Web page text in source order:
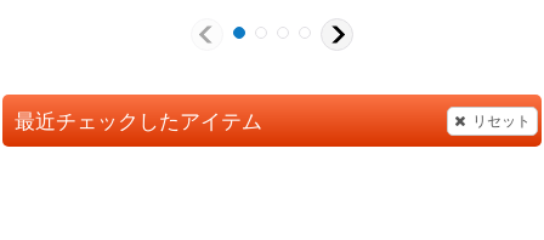
最近チェックしたアイテム リセット